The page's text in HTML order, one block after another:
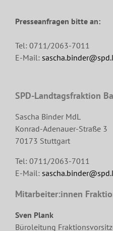
Presseanfragen bitte an:
Tel: 0711/2063-7011
E-Mail:
SPD-Landtagsfraktion
Sascha Binder MdL
Konrad-Adenauer-Straße 3
70173 Stuttgart
Tel: 0711/2063-7011
E-Mail:
Mitarbeiter:innen
Sven Plank
Büroleitung